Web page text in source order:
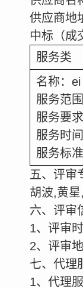
供应商地
中标（成
服务类
名称： ei
服务范
服务要
服务时
服务标
五、评审
胡波,黄星,
六、评审
1、评审时
2、评审
七、代理
1、代理